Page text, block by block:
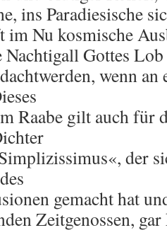
ins Paradiesische
im Nu kosmische
Nachtigall Gottes
wenn an
Raabe gilt auch für
der
gemacht hat
Zeitgenossen,